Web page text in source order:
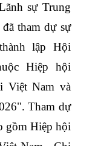
sự Trung
tham dự sự
lập Hội
Hiệp hội
Việt Nam và
Tham dự
gồm Hiệp hội